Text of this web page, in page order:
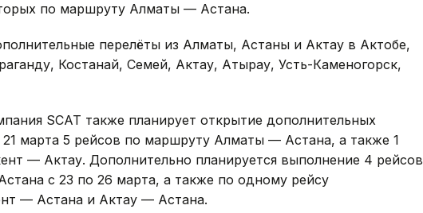
по маршруту Алматы — Астана.
перелёты из Алматы, Астаны и Актау в Актобе,
Костанай, Семей, Актау, Атырау, Усть-Каменогорск,
SCAT также планирует открытие дополнительных
марта 5 рейсов по маршруту Алматы — Астана, а также 1
— Актау. Дополнительно планируется выполнение 4 рейсов
с 23 по 26 марта, а также по одному рейсу
— Астана и Актау — Астана.